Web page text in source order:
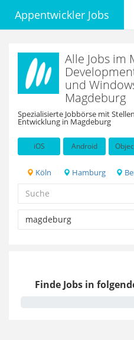
Appentwickler Jobs
Alle Jobs im
und
Magdeburg
Spezialisierte Jobbörse mit
Entwicklung in Magdeburg
iOS Android
Köln Hamburg
Finde Jobs in